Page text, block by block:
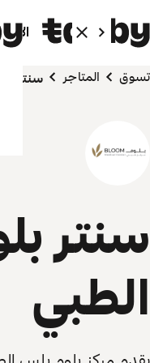
الأفراد
تسوق المتاجر سنتر
سنتر
الطبي